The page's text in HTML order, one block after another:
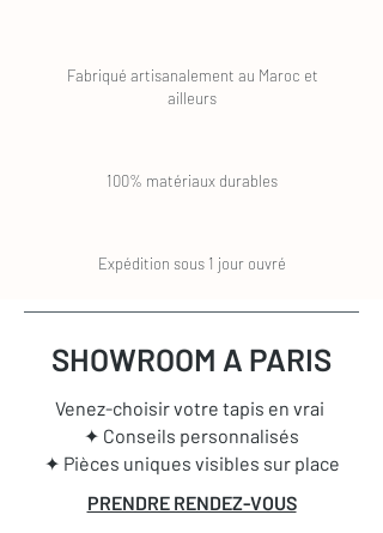
Fabriqué artisanalement au Maroc et
ailleurs
100% matériaux durables
Expédition sous 1 jour ouvré
SHOWROOM A PARIS
Venez-choisir votre tapis en vrai
✦ Conseils personnalisés
✦ Pièces uniques visibles sur place
PRENDRE RENDEZ-VOUS